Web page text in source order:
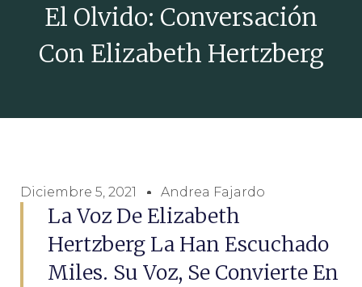
El Olvido: Conversación
Con Elizabeth Hertzberg
Diciembre 5, 2021 Andrea Fajardo
La Voz De Elizabeth
Hertzberg La Han Escuchado
Miles. Su Voz, Se Convierte En